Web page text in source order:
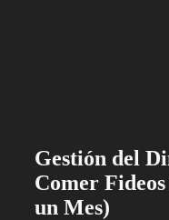
Gestión del
Comer
un Mes)